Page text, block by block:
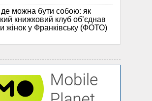
де можна бути собою: як
книжковий клуб об’єднав
жінок у Франківську (ФОТО)